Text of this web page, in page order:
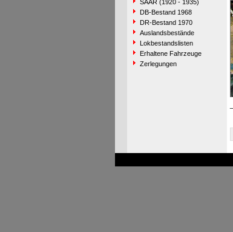
SAAR (1920 - 1935)
DB-Bestand 1968
DR-Bestand 1970
Auslandsbestände
Lokbestandslisten
Erhaltene Fahrzeuge
Zerlegungen